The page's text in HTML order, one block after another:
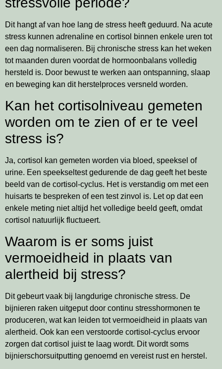
Dit hangt af van hoe lang de stress heeft geduurd. Na acute
stress kunnen adrenaline en cortisol binnen enkele uren tot
een dag normaliseren. Bij chronische stress kan het weken
tot maanden duren voordat de hormoonbalans volledig
hersteld is. Door bewust te werken aan ontspanning, slaap
en beweging kan dit herstelproces versneld worden.
Kan het cortisolniveau gemeten
worden om te zien of er te veel
stress is?
Ja, cortisol kan gemeten worden via bloed, speeksel of
urine. Een speekseltest gedurende de dag geeft het beste
beeld van de cortisol-cyclus. Het is verstandig om met een
huisarts te bespreken of een test zinvol is. Let op dat een
enkele meting niet altijd het volledige beeld geeft, omdat
cortisol natuurlijk fluctueert.
Waarom is er soms juist
vermoeidheid in plaats van
alertheid bij stress?
Dit gebeurt vaak bij langdurige chronische stress. De
bijnieren raken uitgeput door continu stresshormonen te
produceren, wat kan leiden tot vermoeidheid in plaats van
alertheid. Ook kan een verstoorde cortisol-cyclus ervoor
zorgen dat cortisol juist te laag wordt. Dit wordt soms
bijnierschorsuitputting genoemd en vereist rust en herstel.